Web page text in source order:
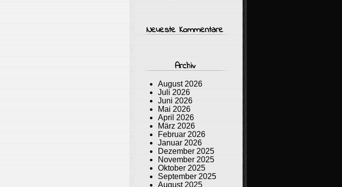
Neueste Kommentare
Archiv
August 2026
Juli 2026
Juni 2026
Mai 2026
April 2026
März 2026
Februar 2026
Januar 2026
Dezember 2025
November 2025
Oktober 2025
September 2025
August 2025